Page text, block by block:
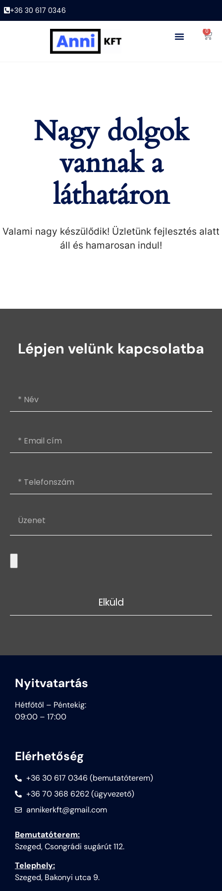
+36 30 617 0346
0
Nagy dolgok
vannak a
láthatáron
Valami nagy készülődik! Üzletünk fejlesztés alatt
áll és hamarosan indul!
Lépjen velünk kapcsolatba
Elküld
Nyitvatartás
Hétfőtől – Péntekig:
09:00 – 17:00
Elérhetőség
+36 30 617 0346 (bemutatóterem)
+36 70 368 6262 (ügyvezető)
annikerkft@gmail.com
Bemutatóterem:
Szeged, Csongrádi sugárút 112.
Telephely:
Szeged, Bakonyi utca 9.